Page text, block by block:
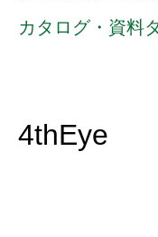
カタログ・資料
4thEye